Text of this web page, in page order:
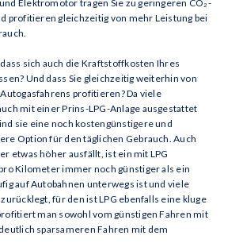
Elektromotor tragen Sie zu geringeren CO₂-
profitieren gleichzeitig von mehr Leistung bei
sich auch die Kraftstoffkosten Ihres
Und dass Sie gleichzeitig weiterhin von
profitieren? Da viele
mit einer Prins-LPG-Anlage ausgestattet
sie eine noch kostengünstigere und
Option für den täglichen Gebrauch. Auch
etwas höher ausfällt, ist ein mit LPG
Kilometer immer noch günstiger als ein
auf Autobahnen unterwegs ist und viele
für den ist LPG ebenfalls eine kluge
man sowohl vom günstigen Fahren mit
sparsameren Fahren mit dem